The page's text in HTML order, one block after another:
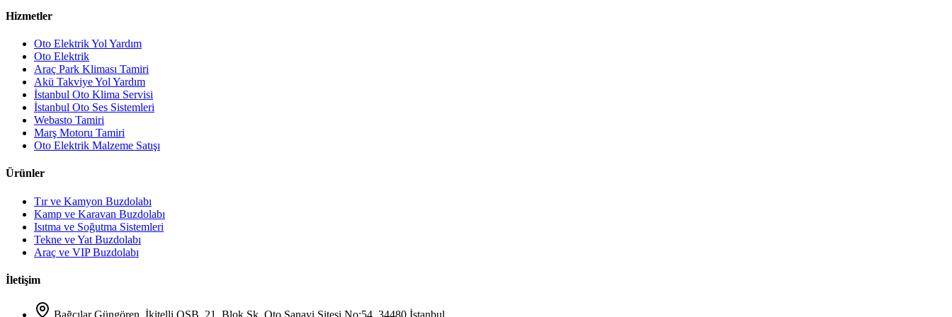
Hizmetler
Oto Elektrik Yol Yardım
Oto Elektrik
Araç Park Kliması Tamiri
Akü Takviye Yol Yardım
İstanbul Oto Klima Servisi
İstanbul Oto Ses Sistemleri
Webasto Tamiri
Marş Motoru Tamiri
Oto Elektrik Malzeme Satışı
Ürünler
Tır ve Kamyon Buzdolabı
Kamp ve Karavan Buzdolabı
Isıtma ve Soğutma Sistemleri
Tekne ve Yat Buzdolabı
Araç ve VIP Buzdolabı
İletişim